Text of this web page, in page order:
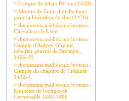
¤ Compte de Jehan Périou (1420).
¤ Montre de l'amiral de Penhoet
pour la libération du duc (1420)
¤ documents médiévaux bretons -
Chevaliers de Léon
¤ documents médiévaux bretons -
Compte d'Aufroy Guynot,
trésorier général de Bretagne,
1429-33
¤ documents médiévaux bretons -
Compte du chapitre de Tréguier
1432-3.
¤ documents médiévaux bretons -
Enquêtes de fouages en
Cornouaille 1440-1480